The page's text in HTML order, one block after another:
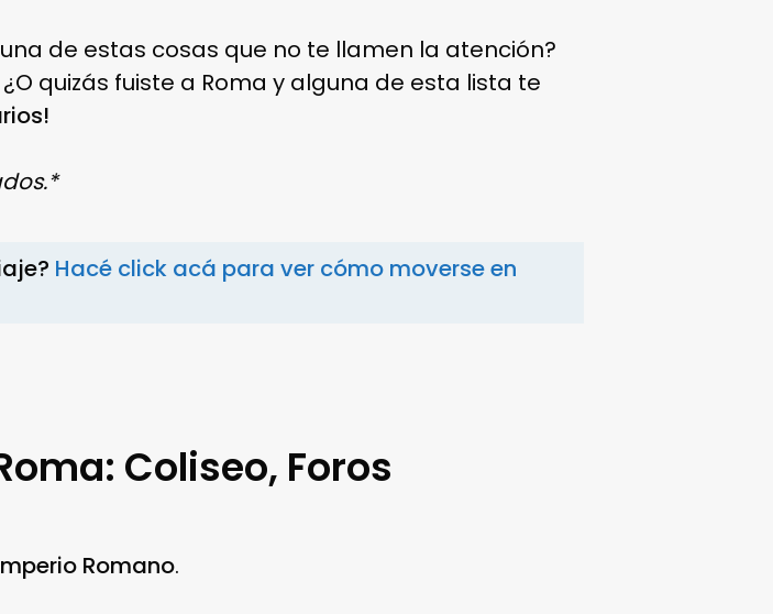
de estas cosas que no te llamen la atención?
quizás fuiste a Roma y alguna de esta lista te
Hacé click acá para ver cómo moverse en
Coliseo, Foros
Romano.